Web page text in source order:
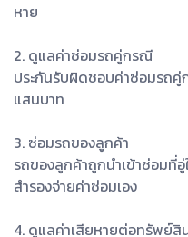
หาย
2. ดูแลค่าซ่อมรถคู่กรณี
ประกันรับผิดชอบค่าซ่อมรถ
แสนบาท
3. ซ่อมรถของลูกค้า
รถของลูกค้าถูกนำเข้าซ่อมที่อู่
สำรองจ่ายค่าซ่อมเอง
4. ดูแลค่าเสียหายต่อทรัพย์สิ